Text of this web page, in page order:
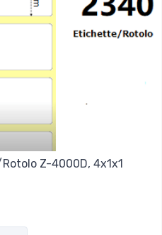
Z-4000D, 4x1x1